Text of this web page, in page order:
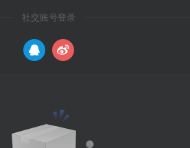
社交账号登录